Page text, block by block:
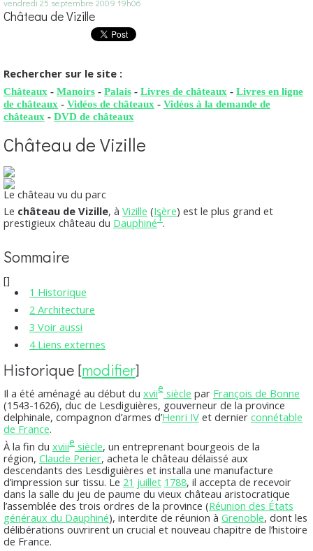
Château de Vizille
Rechercher sur le site :
Châteaux - Manoirs - Palais - Livres de châteaux - Livres en ligne
de châteaux - Vidéos de châteaux - Vidéos à la demande de
châteaux - DVD de châteaux
Château de Vizille
Le château vu du parc
Le château de Vizille, à Vizille (Isère) est le plus grand et
prestigieux château du Dauphiné1.
Sommaire
[]
1 Historique
2 Architecture
3 Voir aussi
4 Liens externes
Historique [modifier]
Il a été aménagé au début du xviie siècle par François de Bonne
(1543-1626), duc de Lesdiguières, gouverneur de la province
delphinale, compagnon d’armes d’Henri IV et dernier connétable
de France.
À la fin du xviiie siècle, un entreprenant bourgeois de la
région, Claude Perier, acheta le château délaissé aux
descendants des Lesdiguières et installa une manufacture
d’impression sur tissu. Le 21 juillet 1788, il accepta de recevoir
dans la salle du jeu de paume du vieux château aristocratique
l’assemblée des trois ordres de la province (Réunion des États
généraux du Dauphiné), interdite de réunion à Grenoble, dont les
délibérations ouvrirent un crucial et nouveau chapitre de l’histoire
de France.